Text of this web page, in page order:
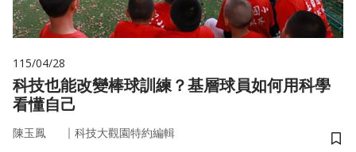
115/04/28
科技也能改變棒球訓練？基層球員如何用科學
看懂自己
陳玉鳳 ｜ 科技大觀園特約編輯
儲